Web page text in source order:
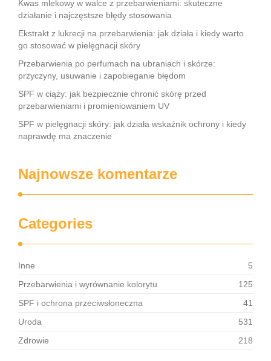
Kwas mlekowy w walce z przebarwieniami: skuteczne
działanie i najczęstsze błędy stosowania
Ekstrakt z lukrecji na przebarwienia: jak działa i kiedy warto
go stosować w pielęgnacji skóry
Przebarwienia po perfumach na ubraniach i skórze:
przyczyny, usuwanie i zapobieganie błędom
SPF w ciąży: jak bezpiecznie chronić skórę przed
przebarwieniami i promieniowaniem UV
SPF w pielęgnacji skóry: jak działa wskaźnik ochrony i kiedy
naprawdę ma znaczenie
Najnowsze komentarze
Categories
Inne
5
Przebarwienia i wyrównanie kolorytu
125
SPF i ochrona przeciwsłoneczna
41
Uroda
531
Zdrowie
218